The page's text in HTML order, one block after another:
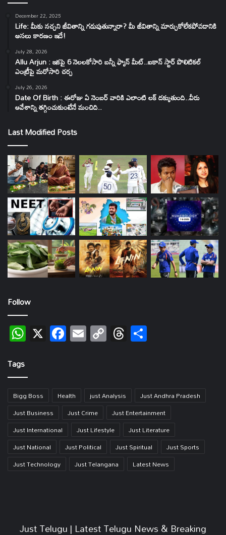
December 22, 2025
Life: మీకు నచ్చని జీవితాన్ని గడుపుతున్నారా? మీ జీవితాన్ని మార్చుకోలేకపోవడానికి
అసలు కారణం ఇదే!
July 28, 2026
Allu Arjun : ఇకపై 6 నెలలకోసారి బన్నీ ఫ్యాన్ మీట్..ఐకాన్ స్టార్ పొలిటికల్
ఎంట్రీపై మరోసారి చర్చ
July 26, 2026
Date Of Birth : ఈరోజు ఏ నెంబర్ వారికి ఎలాంటి లక్ దక్కుతుంది..వీరు
ఆవేశాన్ని తగ్గించుకుంటేనే మంచిది..
Last Modified Posts
Follow
WhatsApp
X Facebook
EmailCopy
Link
Threads
Tags
Bigg Boss Health just Analysis
Just Andhra Pradesh
Just Business
Just Crime
Just Entertainment
Just International
Just Lifestyle
Just Literature
Just National
Just Political Just Spiritual
Just Sports
Just Technology
Just Telangana Latest News
Just Telugu | Latest Telugu News & Breaking